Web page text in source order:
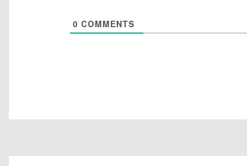
0 COMMENTS